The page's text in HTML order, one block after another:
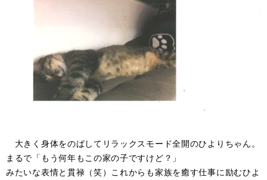
大きく身体をのばしてリラックスモード全開のひよりちゃん。
まるで「もう何年もこの家の子ですけど？」
みたいな表情と貫禄（笑）これからも家族を癒す仕事に励むひよ